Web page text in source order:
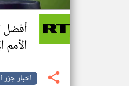
الأمم
اخبار جزر